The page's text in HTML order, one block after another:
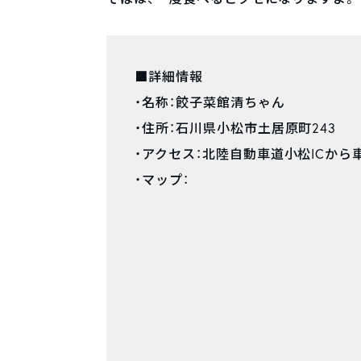
■詳細情報
・名称：餃子菜館清ちゃん
・住所：石川県小松市土居原町243
・アクセス：北陸自動車道小松ICから
・マップ：